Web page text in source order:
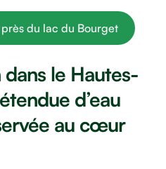
du lac du Bourget
dans le Hautes-
d’eau
au cœur